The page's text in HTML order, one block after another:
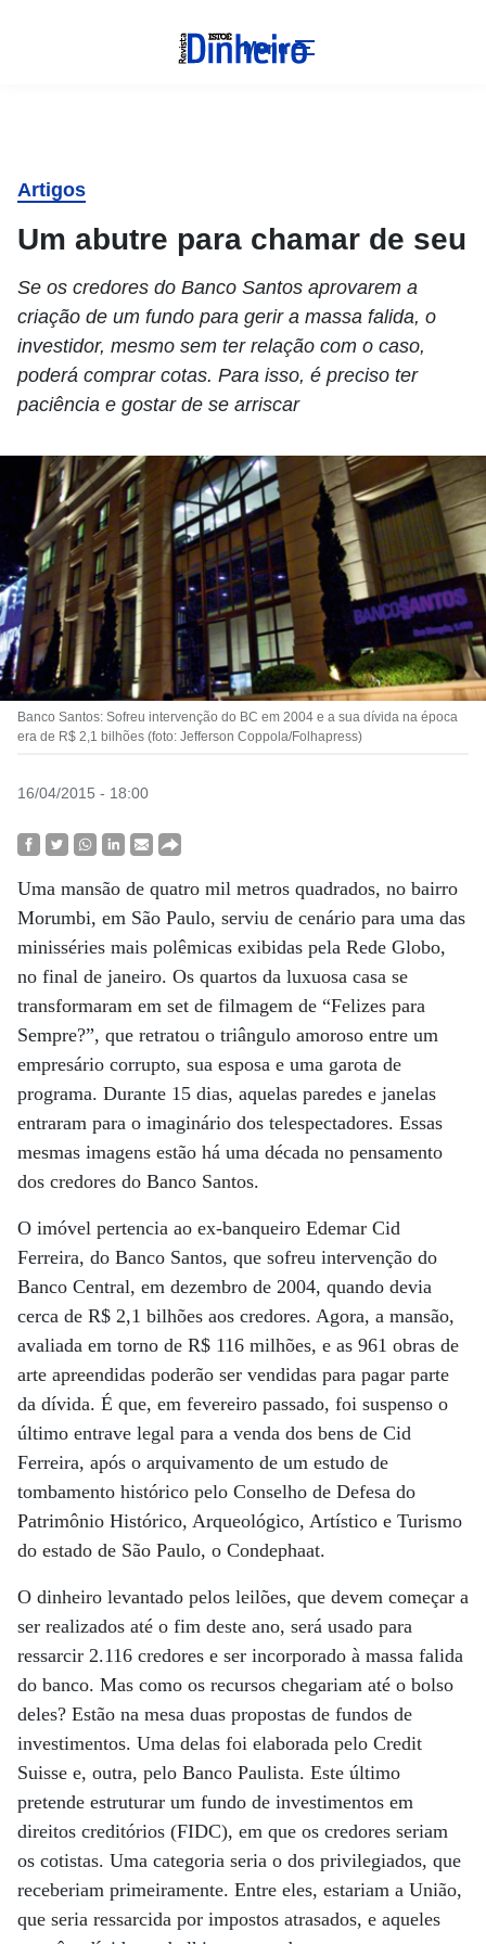
Menu
Artigos
Um abutre para chamar de seu
Se os credores do Banco Santos aprovarem a
criação de um fundo para gerir a massa falida, o
investidor, mesmo sem ter relação com o caso,
poderá comprar cotas. Para isso, é preciso ter
paciência e gostar de se arriscar
Banco Santos: Sofreu intervenção do BC em 2004 e a sua dívida na época
era de R$ 2,1 bilhões (foto: Jefferson Coppola/Folhapress)
16/04/2015 - 18:00
Uma mansão de quatro mil metros quadrados, no bairro
Morumbi, em São Paulo, serviu de cenário para uma das
minisséries mais polêmicas exibidas pela Rede Globo,
no final de janeiro. Os quartos da luxuosa casa se
transformaram em set de filmagem de “Felizes para
Sempre?”, que retratou o triângulo amoroso entre um
empresário corrupto, sua esposa e uma garota de
programa. Durante 15 dias, aquelas paredes e janelas
entraram para o imaginário dos telespectadores. Essas
mesmas imagens estão há uma década no pensamento
dos credores do Banco Santos.
O imóvel pertencia ao ex-banqueiro Edemar Cid
Ferreira, do Banco Santos, que sofreu intervenção do
Banco Central, em dezembro de 2004, quando devia
cerca de R$ 2,1 bilhões aos credores. Agora, a mansão,
avaliada em torno de R$ 116 milhões, e as 961 obras de
arte apreendidas poderão ser vendidas para pagar parte
da dívida. É que, em fevereiro passado, foi suspenso o
último entrave legal para a venda dos bens de Cid
Ferreira, após o arquivamento de um estudo de
tombamento histórico pelo Conselho de Defesa do
Patrimônio Histórico, Arqueológico, Artístico e Turismo
do estado de São Paulo, o Condephaat.
O dinheiro levantado pelos leilões, que devem começar a
ser realizados até o fim deste ano, será usado para
ressarcir 2.116 credores e ser incorporado à massa falida
do banco. Mas como os recursos chegariam até o bolso
deles? Estão na mesa duas propostas de fundos de
investimentos. Uma delas foi elaborada pelo Credit
Suisse e, outra, pelo Banco Paulista. Este último
pretende estruturar um fundo de investimentos em
direitos creditórios (FIDC), em que os credores seriam
os cotistas. Uma categoria seria o dos privilegiados, que
receberiam primeiramente. Entre eles, estariam a União,
que seria ressarcida por impostos atrasados, e aqueles